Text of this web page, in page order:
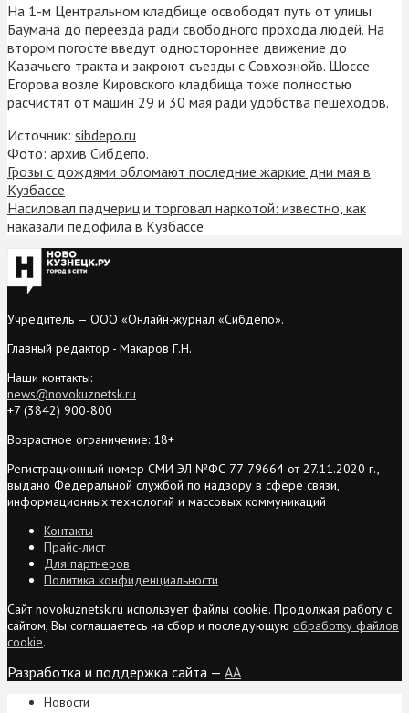
На 1-м Центральном кладбище освободят путь от улицы
Баумана до переезда ради свободного прохода людей. На
втором погосте введут одностороннее движение до
Казачьего тракта и закроют съезды с Совхознойв. Шоссе
Егорова возле Кировского кладбища тоже полностью
расчистят от машин 29 и 30 мая ради удобства пешеходов.
Источник: sibdepo.ru
Фото: архив Сибдепо.
Грозы с дождями обломают последние жаркие дни мая в
Кузбассе
Насиловал падчериц и торговал наркотой: известно, как
наказали педофила в Кузбассе
Учредитель — ООО «Онлайн-журнал «Сибдепо».
Главный редактор - Макаров Г.Н.
Наши контакты:
news@novokuznetsk.ru
+7 (3842) 900-800
Возрастное ограничение: 18+
Регистрационный номер СМИ ЭЛ №ФС 77-79664 от 27.11.2020 г.,
выдано Федеральной службой по надзору в сфере связи,
информационных технологий и массовых коммуникаций
Контакты
Прайс-лист
Для партнеров
Политика конфиденциальности
Сайт novokuznetsk.ru использует файлы cookie. Продолжая работу с
сайтом, Вы соглашаетесь на сбор и последующую обработку файлов
cookie.
Разработка и поддержка сайта — AA
Новости